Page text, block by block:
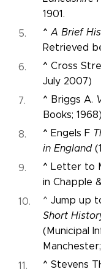
1901.
^ A Brief
Retrieved
^ Cross
July 2007)
^ Briggs A.
Books; 1968)
^ Engels F
in England
^ Letter to
in Chapple
^ Jump up
Short
(Municipal
^ Stevens